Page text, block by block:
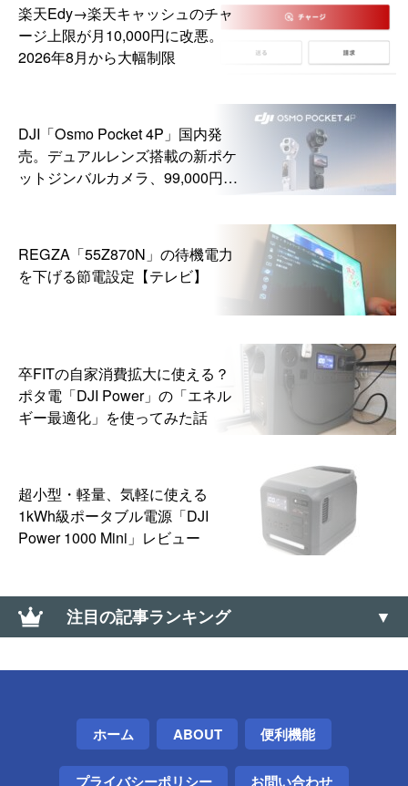
楽天Edy→楽天キャッシュのチャ
ージ上限が月10,000円に改悪。
2026年8月から大幅制限
DJI「Osmo Pocket 4P」国内発
売。デュアルレンズ搭載の新ポケ
ットジンバルカメラ、99,000円か
REGZA「55Z870N」の待機電力
を下げる節電設定【テレビ】
卒FITの自家消費拡大に使える？
ポタ電「DJI Power」の「エネル
ギー最適化」を使ってみた話
超小型・軽量、気軽に使える
1kWh級ポータブル電源「DJI
Power 1000 Mini」レビュー
注目の記事ランキング
【Windows】標準機能だけで容量の大きいフォルダ
を探す方法
iPhoneのWi-Fiテザリングをスリープさせず常時利用
ホーム ABOUT 便利機能
プライバシーポリシー お問い合わせ